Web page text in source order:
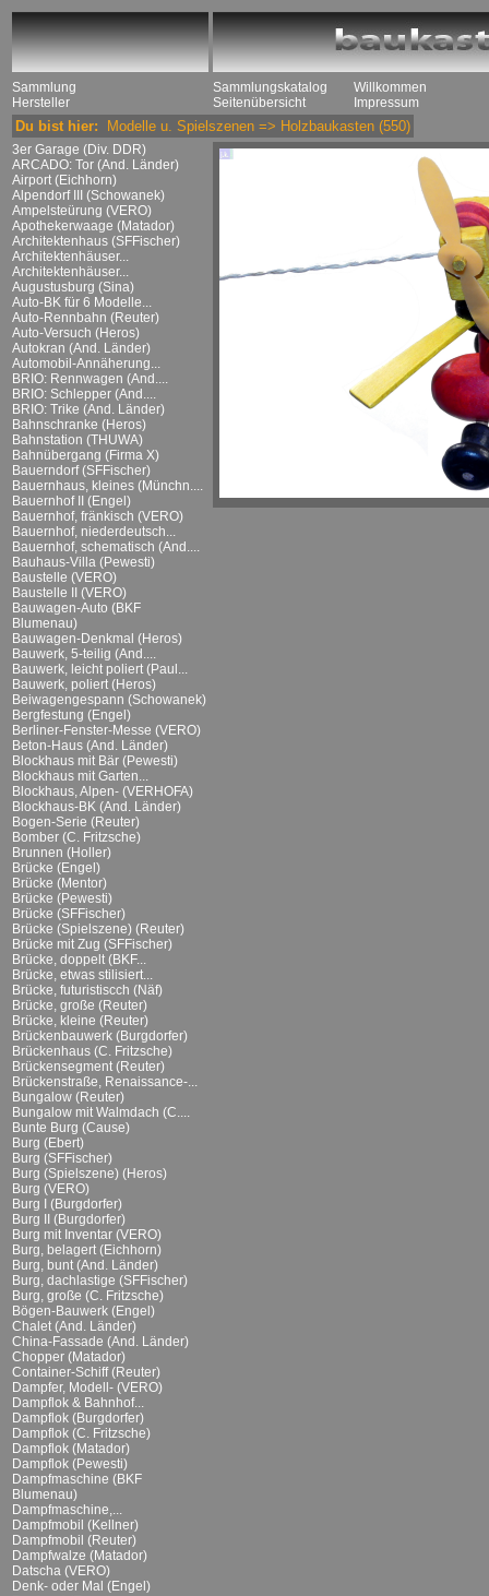
Sammlung
Hersteller
Sammlungskatalog
Seitenübersicht
Willkommen
Impressum
Du bist hier: Modelle u. Spielszenen => Holzbaukasten (550)
3er Garage (Div. DDR)
ARCADO: Tor (And. Länder)
Airport (Eichhorn)
Alpendorf III (Schowanek)
Ampelsteürung (VERO)
Apothekerwaage (Matador)
Architektenhaus (SFFischer)
Architektenhäuser...
Architektenhäuser...
Augustusburg (Sina)
Auto-BK für 6 Modelle...
Auto-Rennbahn (Reuter)
Auto-Versuch (Heros)
Autokran (And. Länder)
Automobil-Annäherung...
BRIO: Rennwagen (And....
BRIO: Schlepper (And....
BRIO: Trike (And. Länder)
Bahnschranke (Heros)
Bahnstation (THUWA)
Bahnübergang (Firma X)
Bauerndorf (SFFischer)
Bauernhaus, kleines (Münchn....
Bauernhof II (Engel)
Bauernhof, fränkisch (VERO)
Bauernhof, niederdeutsch...
Bauernhof, schematisch (And....
Bauhaus-Villa (Pewesti)
Baustelle (VERO)
Baustelle II (VERO)
Bauwagen-Auto (BKF
Blumenau)
Bauwagen-Denkmal (Heros)
Bauwerk, 5-teilig (And....
Bauwerk, leicht poliert (Paul...
Bauwerk, poliert (Heros)
Beiwagengespann (Schowanek)
Bergfestung (Engel)
Berliner-Fenster-Messe (VERO)
Beton-Haus (And. Länder)
Blockhaus mit Bär (Pewesti)
Blockhaus mit Garten...
Blockhaus, Alpen- (VERHOFA)
Blockhaus-BK (And. Länder)
Bogen-Serie (Reuter)
Bomber (C. Fritzsche)
Brunnen (Holler)
Brücke (Engel)
Brücke (Mentor)
Brücke (Pewesti)
Brücke (SFFischer)
Brücke (Spielszene) (Reuter)
Brücke mit Zug (SFFischer)
Brücke, doppelt (BKF...
Brücke, etwas stilisiert...
Brücke, futuristiscch (Näf)
Brücke, große (Reuter)
Brücke, kleine (Reuter)
Brückenbauwerk (Burgdorfer)
Brückenhaus (C. Fritzsche)
Brückensegment (Reuter)
Brückenstraße, Renaissance-...
Bungalow (Reuter)
Bungalow mit Walmdach (C....
Bunte Burg (Cause)
Burg (Ebert)
Burg (SFFischer)
Burg (Spielszene) (Heros)
Burg (VERO)
Burg I (Burgdorfer)
Burg II (Burgdorfer)
Burg mit Inventar (VERO)
Burg, belagert (Eichhorn)
Burg, bunt (And. Länder)
Burg, dachlastige (SFFischer)
Burg, große (C. Fritzsche)
Bögen-Bauwerk (Engel)
Chalet (And. Länder)
China-Fassade (And. Länder)
Chopper (Matador)
Container-Schiff (Reuter)
Dampfer, Modell- (VERO)
Dampflok & Bahnhof...
Dampflok (Burgdorfer)
Dampflok (C. Fritzsche)
Dampflok (Matador)
Dampflok (Pewesti)
Dampfmaschine (BKF
Blumenau)
Dampfmaschine,...
Dampfmobil (Kellner)
Dampfmobil (Reuter)
Dampfwalze (Matador)
Datscha (VERO)
Denk- oder Mal (Engel)